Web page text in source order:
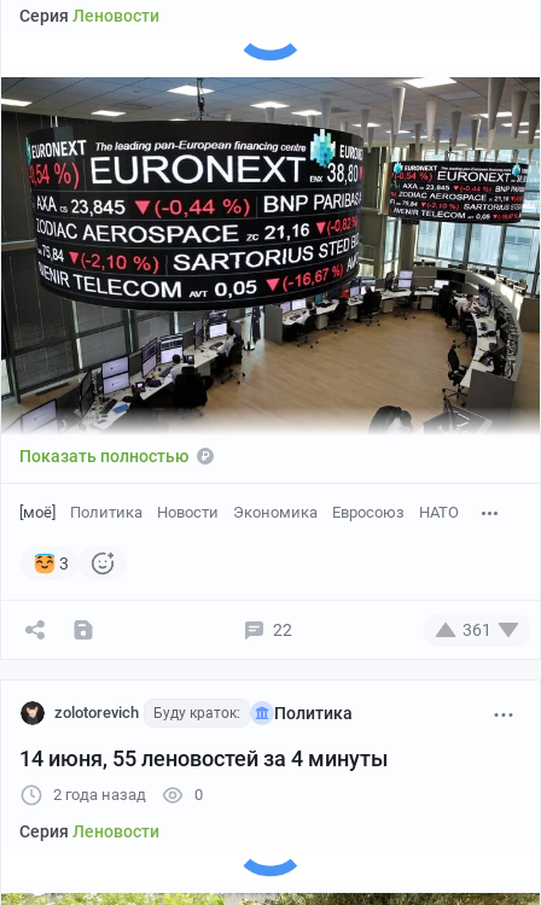
Серия Леновости
Показать полностью
[моё] Политика Новости Экономика Евросоюз НАТО
3
22 361
zolotorevich Буду краток: Политика
14 июня, 55 леновостей за 4 минуты
2 года назад 0
Серия Леновости